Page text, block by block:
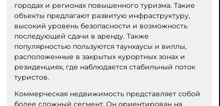
городах и регионах повышенного туризма. Такие
объекты предлагают развитую инфраструктуру,
высокий уровень безопасности и возможность
последующей сдачи в аренду. Также
популярностью пользуются таунхаусы и виллы,
расположенные в закрытых курортных зонах и
резиденциях, где наблюдается стабильный поток
туристов.
Коммерческая недвижимость представляет собой